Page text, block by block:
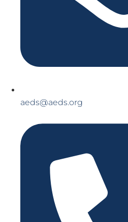
aeds@aeds.org